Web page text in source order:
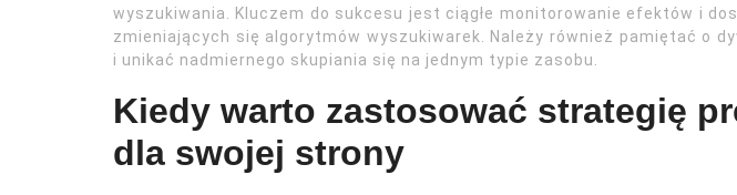
wyszukiwania. Kluczem do sukcesu jest ciągłe monitorowanie efektów i
zmieniających się algorytmów wyszukiwarek. Należy również pamiętać o
i unikać nadmiernego skupiania się na jednym typie zasobu.
Kiedy warto zastosować strategię
dla swojej strony